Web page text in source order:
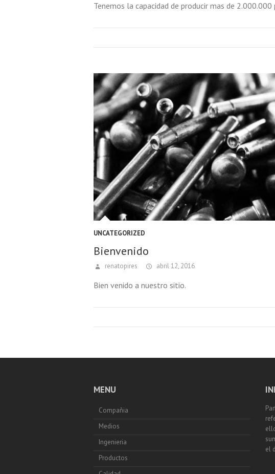
Tenemos la capacidad de producir mas de 2.000.000
UNCATEGORIZED
Bienvenido
renatopires abril 12, 2016
Bien venido a nuestro sitio.
MENU
Compañia
Medios
Ingenieria
Productos
el